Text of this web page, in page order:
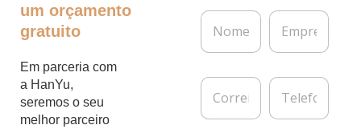
um orçamento
gratuito
Em parceria com
a HanYu,
seremos o seu
melhor parceiro
N
m
*
E
p
e
C
r
T
l